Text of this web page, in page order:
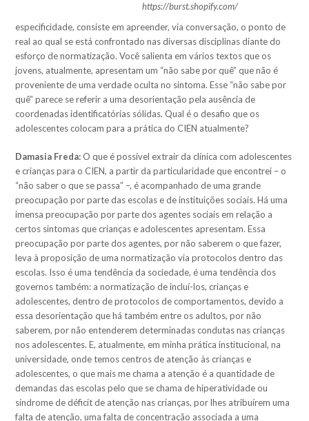
https://burst.shopify.com/
especificidade, consiste em apreender, via conversação, o ponto de
real ao qual se está confrontado nas diversas disciplinas diante do
esforço de normatização. Você salienta em vários textos que os
jovens, atualmente, apresentam um “não sabe por quê” que não é
proveniente de uma verdade oculta no sintoma. Esse “não sabe por
quê” parece se referir a uma desorientação pela ausência de
coordenadas identificatórias sólidas. Qual é o desafio que os
adolescentes colocam para a prática do CIEN atualmente?
Damasia Freda:O que é possível extrair da clínica com adolescentes
e crianças para o CIEN, a partir da particularidade que encontrei – o
“não saber o que se passa” –, é acompanhado de uma grande
preocupação por parte das escolas e de instituições sociais. Há uma
imensa preocupação por parte dos agentes sociais em relação a
certos sintomas que crianças e adolescentes apresentam. Essa
preocupação por parte dos agentes, por não saberem o que fazer,
leva à proposição de uma normatização via protocolos dentro das
escolas. Isso é uma tendência da sociedade, é uma tendência dos
governos também: a normatização de incluí-los, crianças e
adolescentes, dentro de protocolos de comportamentos, devido a
essa desorientação que há também entre os adultos, por não
saberem, por não entenderem determinadas condutas nas crianças
nos adolescentes. E, atualmente, em minha prática institucional, na
universidade, onde temos centros de atenção às crianças e
adolescentes, o que mais me chama a atenção é a quantidade de
demandas das escolas pelo que se chama de hiperatividade ou
síndrome de déficit de atenção nas crianças, por lhes atribuírem uma
falta de atenção, uma falta de concentração associada a uma